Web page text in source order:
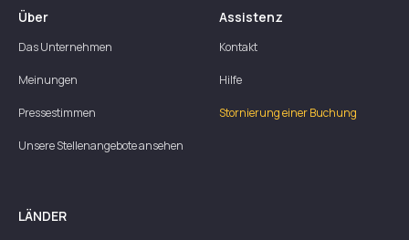
Über
Das Unternehmen
Meinungen
Pressestimmen
Unsere Stellenangebote ansehen
Assistenz
Kontakt
Hilfe
Stornierung einer Buchung
LÄNDER